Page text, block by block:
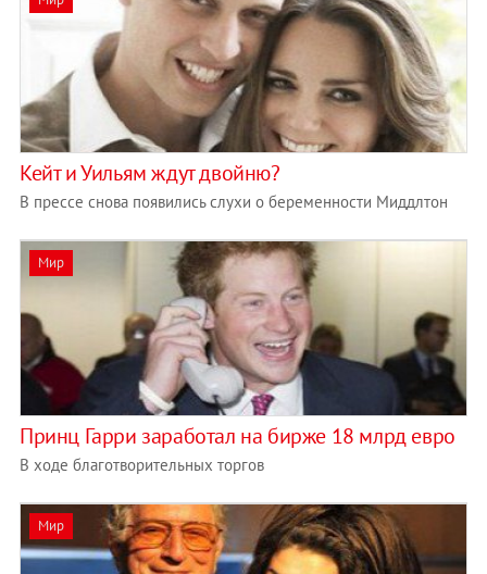
Кейт и Уильям ждут двойню?
В прессе снова появились слухи о беременности Миддлтон
Мир
Принц Гарри заработал на бирже 18 млрд евро
В ходе благотворительных торгов
Мир